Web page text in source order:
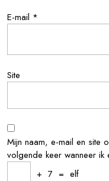
E-mail *
Site
Mijn naam, e-mail en site
volgende keer wanneer ik
+ 7 = elf